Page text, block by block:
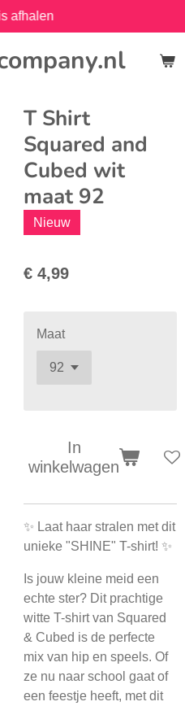
afhalen
T Shirt
Squared and
Cubed wit
maat 92
Nieuw
€ 4,99
Maat
In
winkelwagen
✨ Laat haar stralen met dit
unieke "SHINE" T-shirt! ✨
Is jouw kleine meid een
echte ster? Dit prachtige
witte T-shirt van Squared
& Cubed is de perfecte
mix van hip en speels. Of
ze nu naar school gaat of
een feestje heeft, met dit